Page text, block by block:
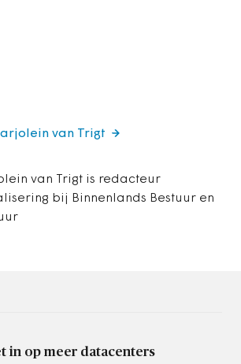
van Trigt is redacteur
bij Binnenlands Bestuur en
van Trigt
in op meer datacenters